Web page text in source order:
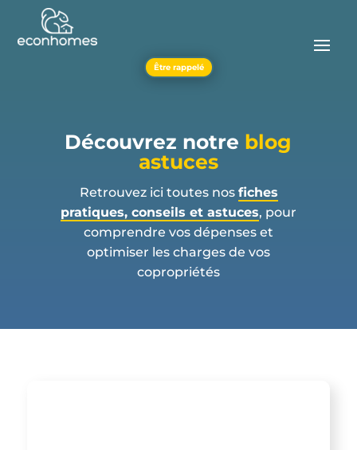
Être rappelé
Découvrez notre blog
astuces
Retrouvez ici toutes nos fiches
pratiques, conseils et astuces, pour
comprendre vos dépenses et
optimiser les charges de vos
copropriétés